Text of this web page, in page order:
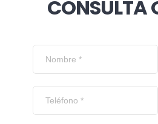
CONSULTA